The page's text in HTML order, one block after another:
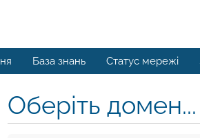
База знань Статус мережі
Оберіть домен...